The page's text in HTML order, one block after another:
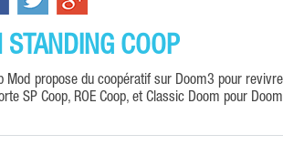
COOP
Mod propose du coopératif sur Doom3 pour
SP Coop, ROE Coop, et Classic Doom pour